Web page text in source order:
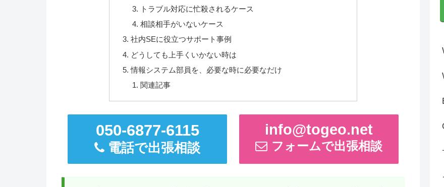
トラブル対応に忙殺されるケース
相談相手がいないケース
社内SEに役立つサポート事例
どうしても上手くいかない時は
情報システム部員を、必要な時に必要なだけ
関連記事
050-6877-6115
電話で出張相談
info@togeo.net
フォームで出張相談